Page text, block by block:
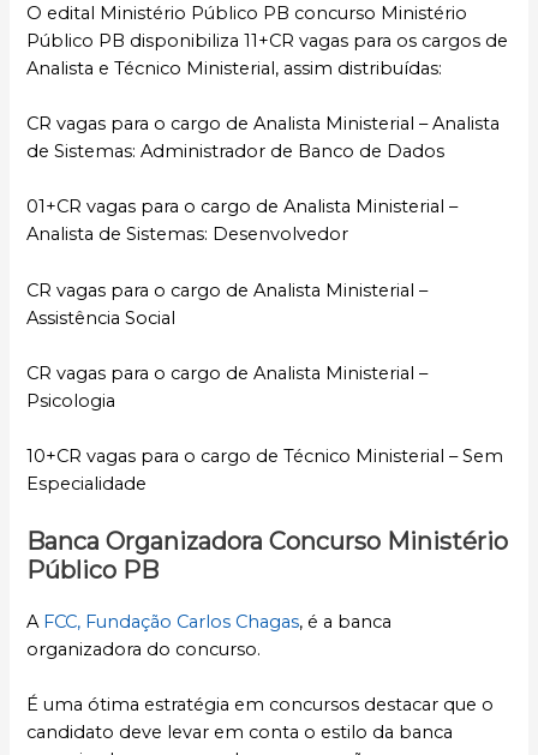
O edital Ministério Público PB concurso Ministério
Público PB disponibiliza 11+CR vagas para os cargos de
Analista e Técnico Ministerial, assim distribuídas:
CR vagas para o cargo de Analista Ministerial – Analista
de Sistemas: Administrador de Banco de Dados
01+CR vagas para o cargo de Analista Ministerial –
Analista de Sistemas: Desenvolvedor
CR vagas para o cargo de Analista Ministerial –
Assistência Social
CR vagas para o cargo de Analista Ministerial –
Psicologia
10+CR vagas para o cargo de Técnico Ministerial – Sem
Especialidade
Banca Organizadora Concurso Ministério
Público PB
A FCC, Fundação Carlos Chagas, é a banca
organizadora do concurso.
É uma ótima estratégia em concursos destacar que o
candidato deve levar em conta o estilo da banca